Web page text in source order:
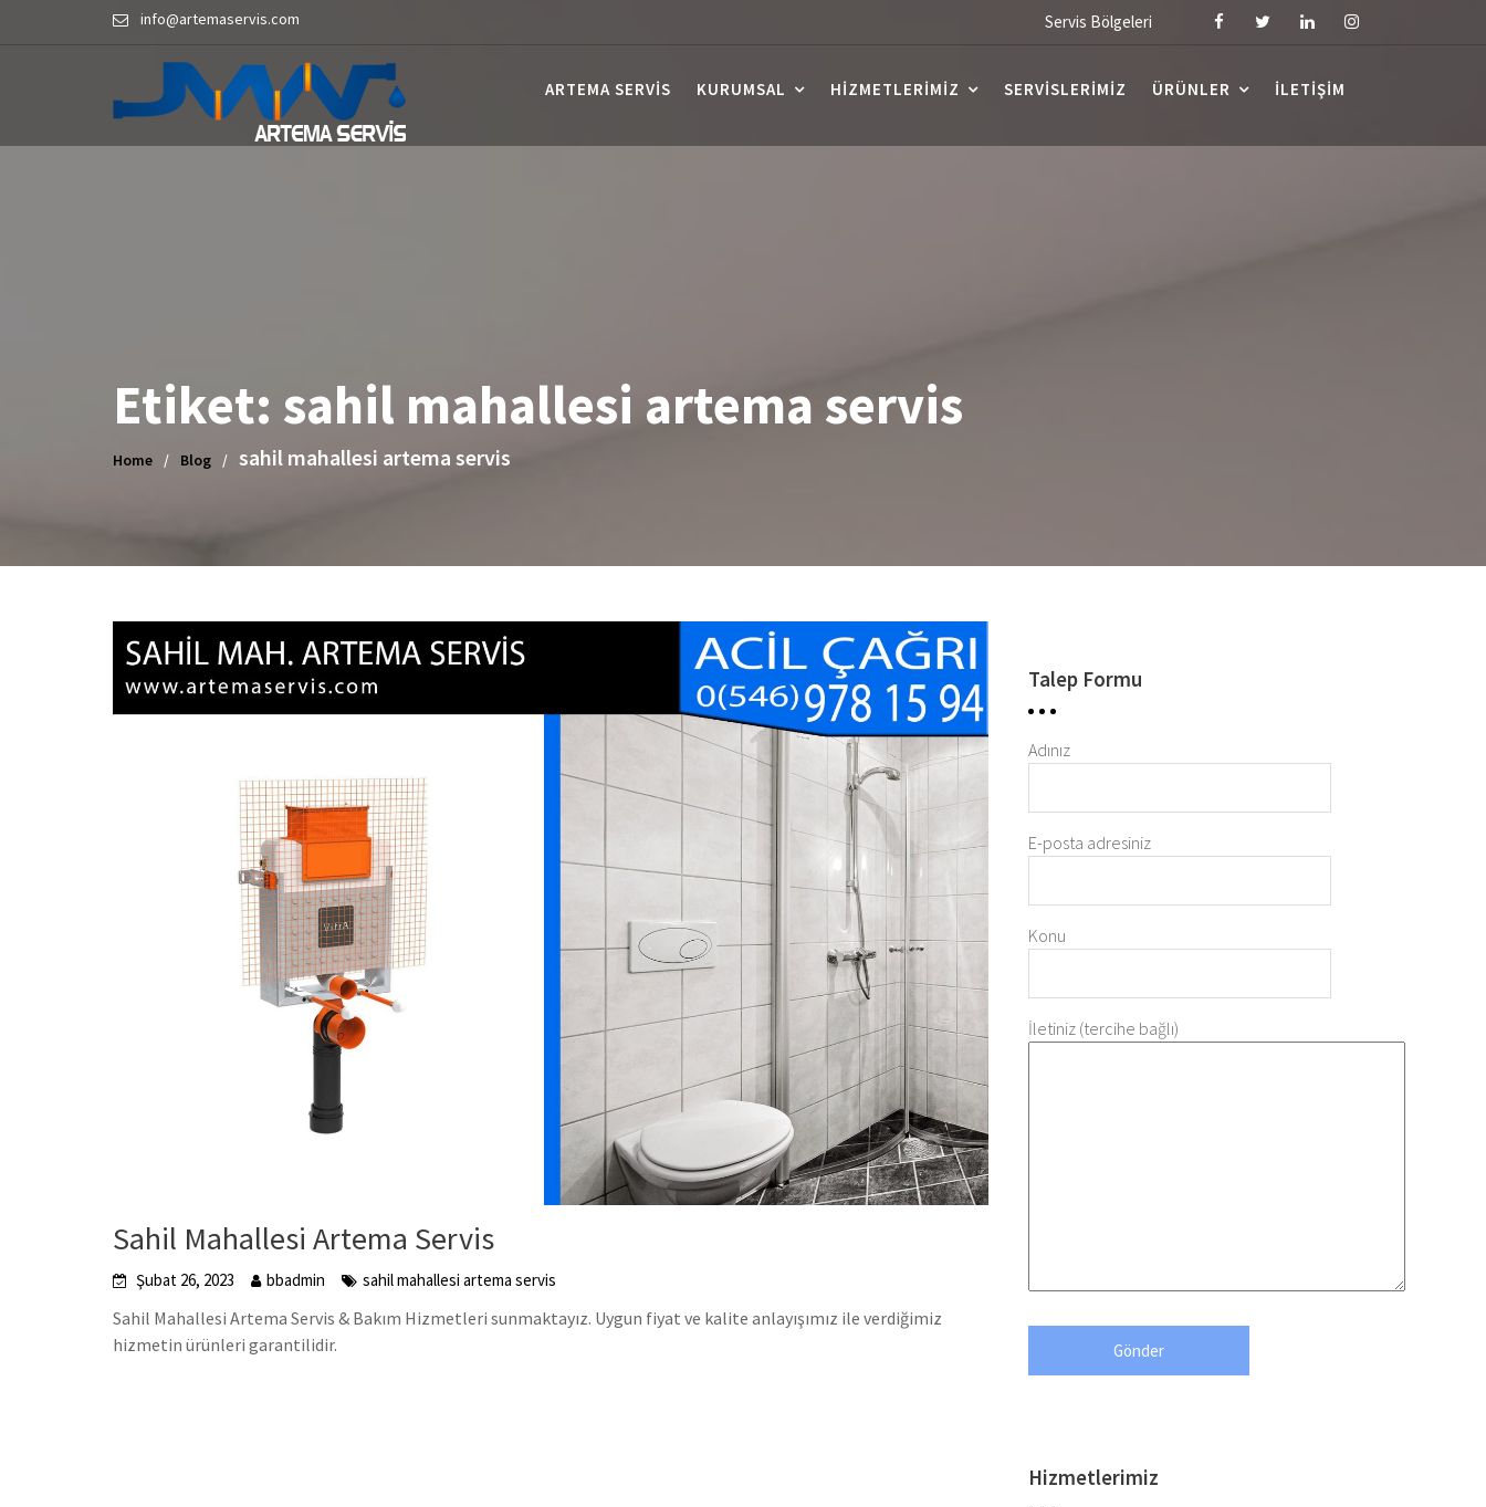
info@artemaservis.com Servis Bölgeleri
ARTEMA SERVIS KURUMSAL HIZMETLERIMIZ SERVISLERIMIZ ÜRÜNLER İLETIŞIM
Etiket: sahil mahallesi artema servis
Home Blog sahil mahallesi artema servis
Sahil Mahallesi Artema Servis
Şubat 26, 2023 bbadmin sahil mahallesi artema servis
Sahil Mahallesi Artema Servis & Bakım Hizmetleri sunmaktayız. Uygun fiyat ve kalite anlayışımız ile verdiğimiz
hizmetin ürünleri garantilidir.
Talep Formu
Adınız
E-posta adresiniz
Konu
İletiniz (tercihe bağlı)
Hizmetlerimiz